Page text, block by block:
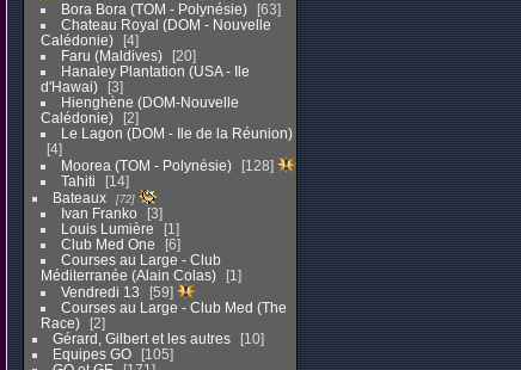
Bora Bora (TOM - Polynésie)
63
Chateau Royal (DOM - Nouvelle
Calédonie)
4
Faru (Maldives)
20
Hanaley Plantation (USA - Ile
d'Hawai)
3
Hienghène (DOM-Nouvelle
Calédonie)
2
Le Lagon (DOM - Ile de la Réunion)
4
Moorea (TOM - Polynésie)
128
Tahiti
14
Bateaux
72
Ivan Franko
3
Louis Lumière
1
Club Med One
6
Courses au Large - Club
Méditerranée (Alain Colas)
1
Vendredi 13
59
Courses au Large - Club Med (The
Race)
2
Gérard, Gilbert et les autres
10
Equipes GO
105